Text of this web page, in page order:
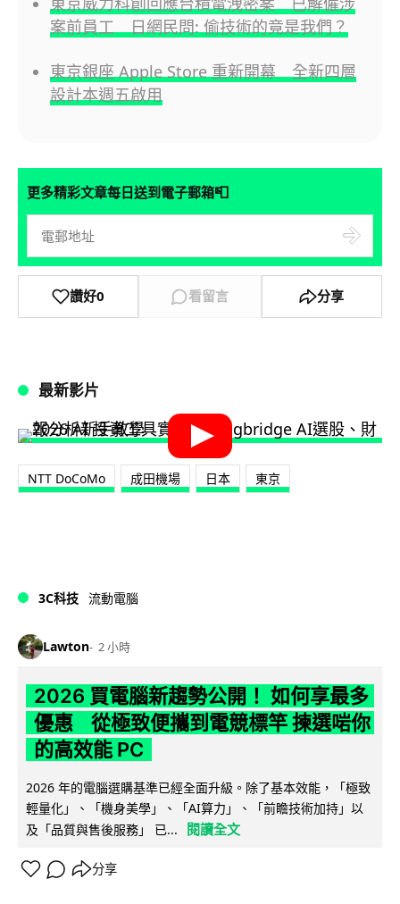
案前員工 日網民問: 偷技術的竟是我們？
東京銀座 Apple Store 重新開幕 全新四層
設計本週五啟用
更多精彩文章每日送到電子郵箱📮
讚好0 看留言 分享
最新影片
NTT DoCoMo 成田機場 日本 東京
3C科技 流動電腦
Lawton 2 小時
2026 買電腦新趨勢公開！ 如何享最多
優惠 從極致便攜到電競標竿 揀選啱你
的高效能 PC
2026 年的電腦選購基準已經全面升級。除了基本效能，「極致
輕量化」、「機身美學」、「AI算力」、「前瞻技術加持」以
及「品質與售後服務」 已...
閱讀全文
分享